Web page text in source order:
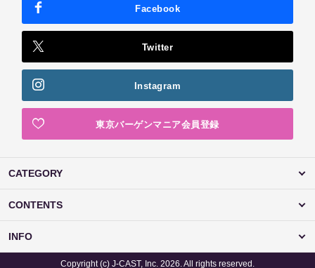
Facebook
Twitter
Instagram
東京バーゲンマニア会員登録
CATEGORY
CONTENTS
INFO
Copyright (c) J-CAST, Inc. 2026. All rights reserved.